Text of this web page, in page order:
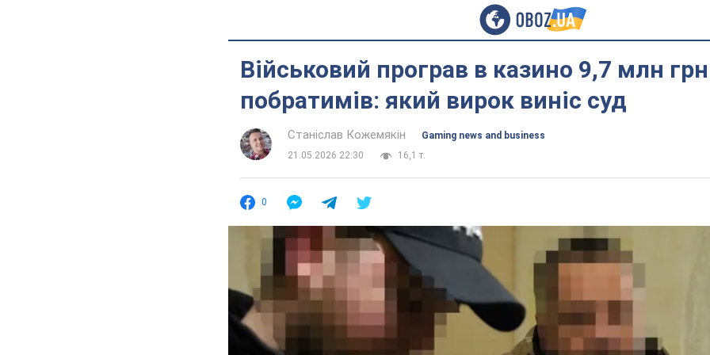
Військовий програв в казино 9,7 млн грн
побратимів: який вирок виніс суд
Станіслав Кожемякін
Gaming news and business
21.05.2026 22:30
16,1 т.
0